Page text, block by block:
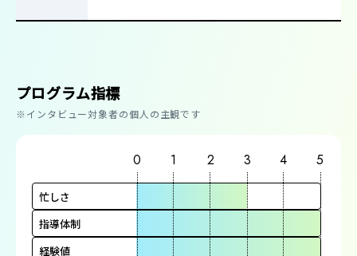
プログラム指標
※インタビュー対象者の個人の主観です
0 1 2 3 4 5
忙しさ
指導体制
経験値